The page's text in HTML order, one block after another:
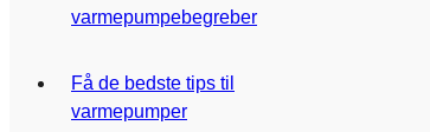
varmepumpebegreber
Få de bedste tips til
varmepumper